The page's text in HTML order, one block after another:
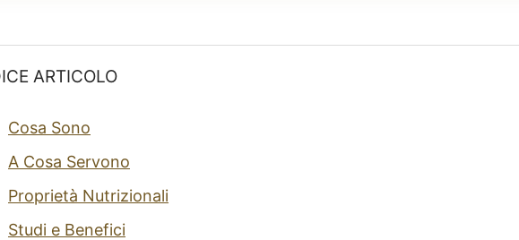
ARTICOLO
Cosa Sono
A Cosa Servono
Proprietà Nutrizionali
Studi e Benefici